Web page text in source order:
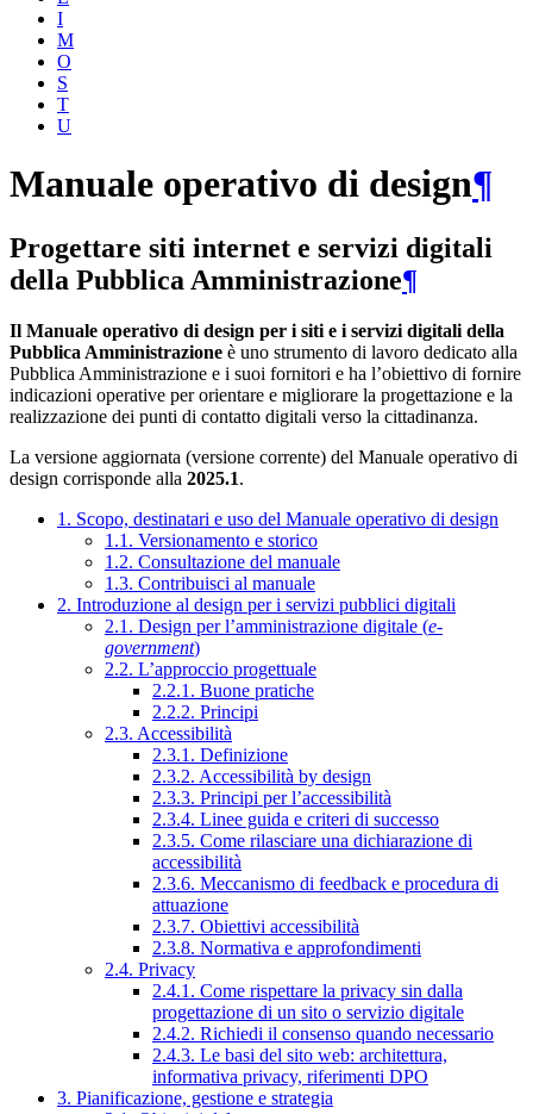
I
M
O
S
T
U
Manuale operativo di design¶
Progettare siti internet e servizi digitali
della Pubblica Amministrazione¶
Il Manuale operativo di design per i siti e i servizi digitali della
Pubblica Amministrazione è uno strumento di lavoro dedicato alla
Pubblica Amministrazione e i suoi fornitori e ha l’obiettivo di fornire
indicazioni operative per orientare e migliorare la progettazione e la
realizzazione dei punti di contatto digitali verso la cittadinanza.
La versione aggiornata (versione corrente) del Manuale operativo di
design corrisponde alla 2025.1.
1. Scopo, destinatari e uso del Manuale operativo di design
1.1. Versionamento e storico
1.2. Consultazione del manuale
1.3. Contribuisci al manuale
2. Introduzione al design per i servizi pubblici digitali
2.1. Design per l’amministrazione digitale (e-
government)
2.2. L’approccio progettuale
2.2.1. Buone pratiche
2.2.2. Principi
2.3. Accessibilità
2.3.1. Definizione
2.3.2. Accessibilità by design
2.3.3. Principi per l’accessibilità
2.3.4. Linee guida e criteri di successo
2.3.5. Come rilasciare una dichiarazione di
accessibilità
2.3.6. Meccanismo di feedback e procedura di
attuazione
2.3.7. Obiettivi accessibilità
2.3.8. Normativa e approfondimenti
2.4. Privacy
2.4.1. Come rispettare la privacy sin dalla
progettazione di un sito o servizio digitale
2.4.2. Richiedi il consenso quando necessario
2.4.3. Le basi del sito web: architettura,
informativa privacy, riferimenti DPO
3. Pianificazione, gestione e strategia